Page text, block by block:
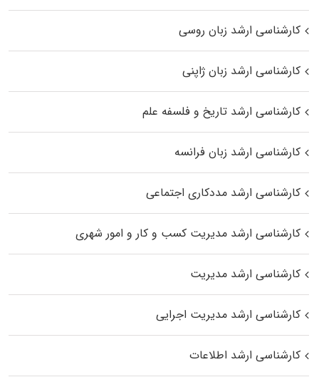
کارشناسی ارشد زبان روسی
کارشناسی ارشد زبان ژاپنی
کارشناسی ارشد تاریخ و فلسفه علم
کارشناسی ارشد زبان فرانسه
کارشناسی ارشد مددکاری اجتماعی
کارشناسی ارشد مدیریت کسب و کار و امور شهری
کارشناسی ارشد مدیریت
کارشناسی ارشد مدیریت اجرایی
کارشناسی ارشد اطلاعات